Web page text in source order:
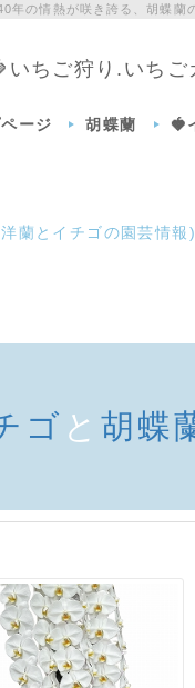
年の情熱が咲き誇る、胡蝶蘭
いちご狩り.いち
ージ 胡蝶蘭 🍓
洋蘭とイチゴの園芸情報)
ゴ と 胡蝶